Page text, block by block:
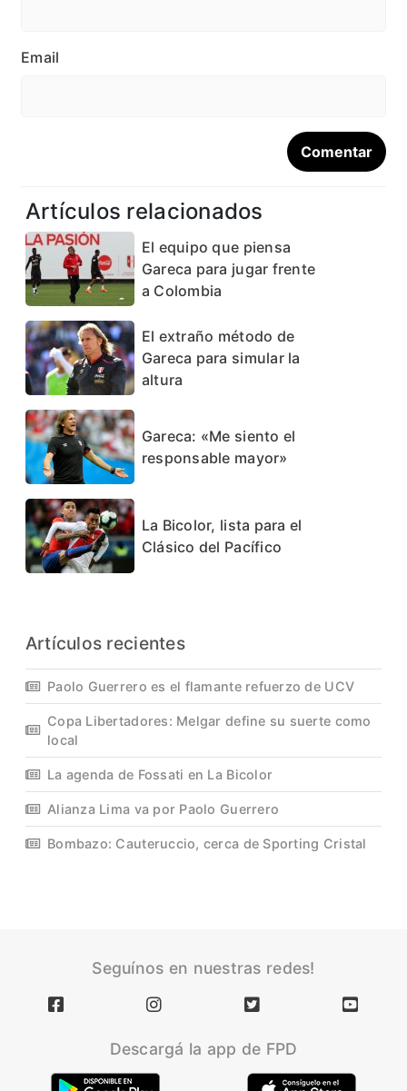
Email
Artículos relacionados
El equipo que piensa
Gareca para jugar frente
a Colombia
El extraño método de
Gareca para simular la
altura
Gareca: «Me siento el
responsable mayor»
La Bicolor, lista para el
Clásico del Pacífico
Artículos recientes
Paolo Guerrero es el flamante refuerzo de UCV
Copa Libertadores: Melgar define su suerte como
local
La agenda de Fossati en La Bicolor
Alianza Lima va por Paolo Guerrero
Bombazo: Cauteruccio, cerca de Sporting Cristal
Seguínos en nuestras redes!
Descargá la app de FPD